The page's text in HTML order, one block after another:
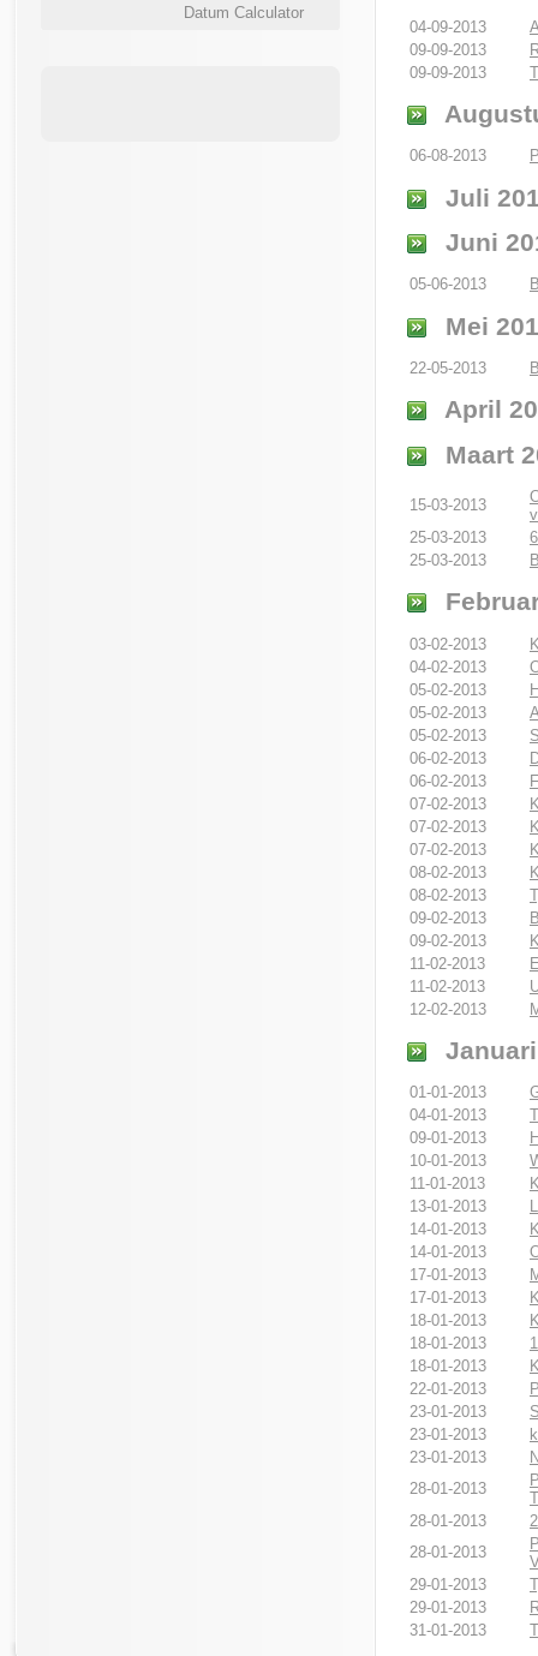
Datum Calculator
04-09-2013
09-09-2013
09-09-2013
06-08-2013
Juli
Juni
05-06-2013
Mei
22-05-2013
April
Maart
15-03-2013
25-03-2013
25-03-2013
03-02-2013
04-02-2013
05-02-2013
05-02-2013
05-02-2013
06-02-2013
06-02-2013
07-02-2013
07-02-2013
07-02-2013
08-02-2013
08-02-2013
09-02-2013
09-02-2013
11-02-2013
11-02-2013
12-02-2013
01-01-2013
04-01-2013
09-01-2013
10-01-2013
11-01-2013
13-01-2013
14-01-2013
14-01-2013
17-01-2013
17-01-2013
18-01-2013
18-01-2013
18-01-2013
22-01-2013
23-01-2013
23-01-2013
23-01-2013
28-01-2013
28-01-2013
28-01-2013
29-01-2013
29-01-2013
31-01-2013